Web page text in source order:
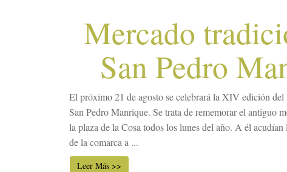
Mercado
San Pedro
El próximo 21 de agosto se celebrará la XIV edición
San Pedro Manrique. Se trata de rememorar el antiguo
la plaza de la Cosa todos los lunes del año. A él
de la comarca a ...
Leer Más >>